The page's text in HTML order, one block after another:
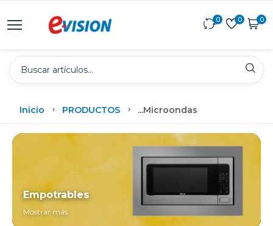
0 0 0
Inicio PRODUCTOS ...Microondas
Empotrables
Mostrar más